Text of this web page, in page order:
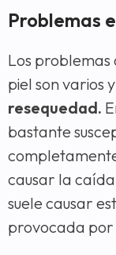
Problemas
Los problemas
piel son varios y
resequedad.
bastante
causar la
suele causar
provocada por